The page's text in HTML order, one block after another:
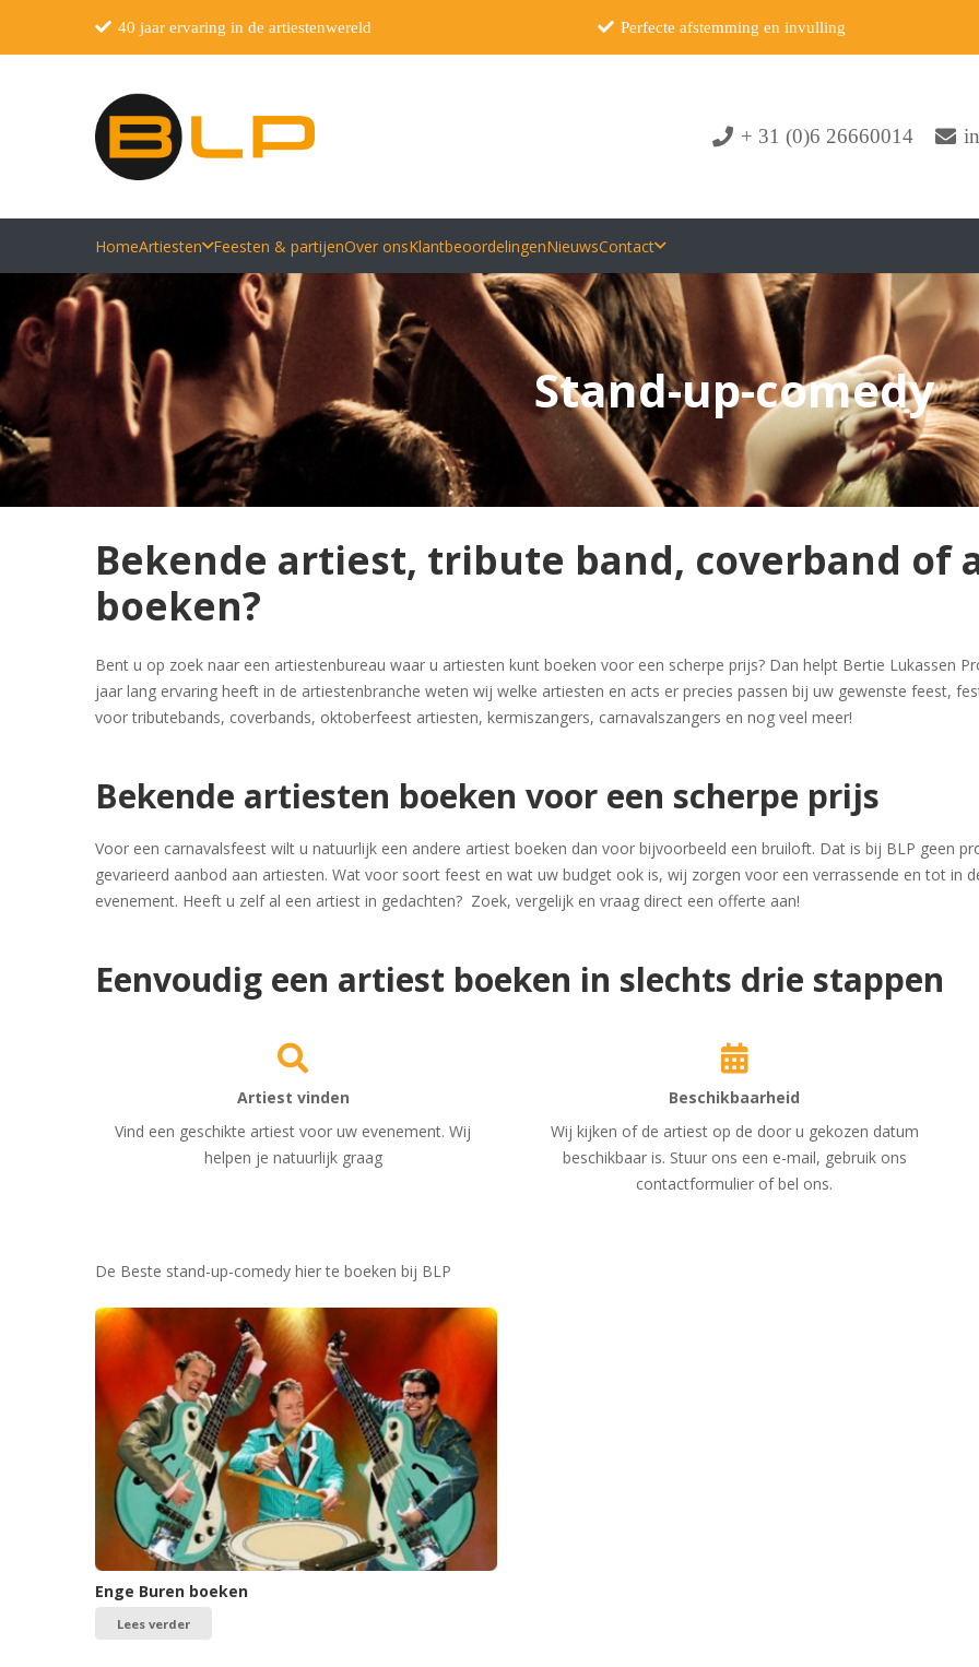
40 jaar ervaring in de artiestenwereld Perfecte afstemming en invulling
+ 31 (0)6 26660014
HomeArtiesten Feesten & partijenOver onsKlantbeoordelingenNieuwsContact
Stand-up-comedy
Bekende artiest, tribute band, coverband of
boeken?
Bent u op zoek naar een artiestenbureau waar u artiesten kunt boeken voor een scherpe prijs? Dan helpt Bertie Lukassen
jaar lang ervaring heeft in de artiestenbranche weten wij welke artiesten en acts er precies passen bij uw gewenste feest,
voor tributebands, coverbands, oktoberfeest artiesten, kermiszangers, carnavalszangers en nog veel meer!
Bekende artiesten boeken voor een scherpe prijs
Voor een carnavalsfeest wilt u natuurlijk een andere artiest boeken dan voor bijvoorbeeld een bruiloft. Dat is bij BLP geen
gevarieerd aanbod aan artiesten. Wat voor soort feest en wat uw budget ook is, wij zorgen voor een verrassende en tot in
evenement. Heeft u zelf al een artiest in gedachten? Zoek, vergelijk en vraag direct een offerte aan!
Eenvoudig een artiest boeken in slechts drie stappen
Artiest vinden
Vind een geschikte artiest voor uw evenement. Wij
helpen je natuurlijk graag
Beschikbaarheid
Wij kijken of de artiest op de door u gekozen datum
beschikbaar is. Stuur ons een e-mail, gebruik ons
contactformulier of bel ons.
De Beste stand-up-comedy hier te boeken bij BLP
Enge Buren boeken
Lees verder